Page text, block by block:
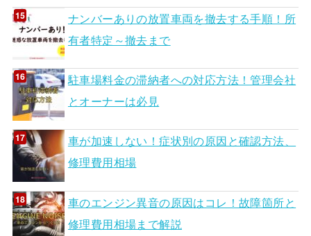
ナンバーありの放置車両を撤去する手順！所
有者特定～撤去まで
駐車場料金の滞納者への対応方法！管理会社
とオーナーは必見
車が加速しない！症状別の原因と確認方法、
修理費用相場
車のエンジン異音の原因はコレ！故障箇所と
修理費用相場まで解説